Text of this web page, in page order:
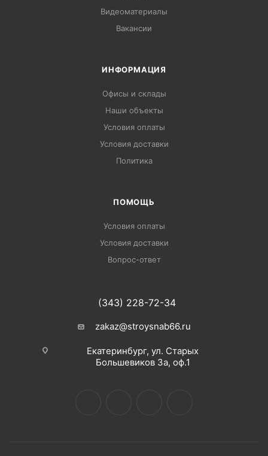
Видеоматериалы
Вакансии
ИНФОРМАЦИЯ
Офисы и склады
Наши объекты
Условия оплаты
Условия доставки
Политика
ПОМОЩЬ
Условия оплаты
Условия доставки
Вопрос-ответ
(343) 228-72-34
zakaz@stroysnab66.ru
Екатеринбург, ул. Старых
Большевиков 3а, оф.1